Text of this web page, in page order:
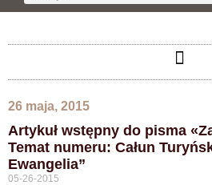
26 maja, 2015
Artykuł wstępny do pisma
Temat numeru: Całun
Ewangelia”
05-26-2015